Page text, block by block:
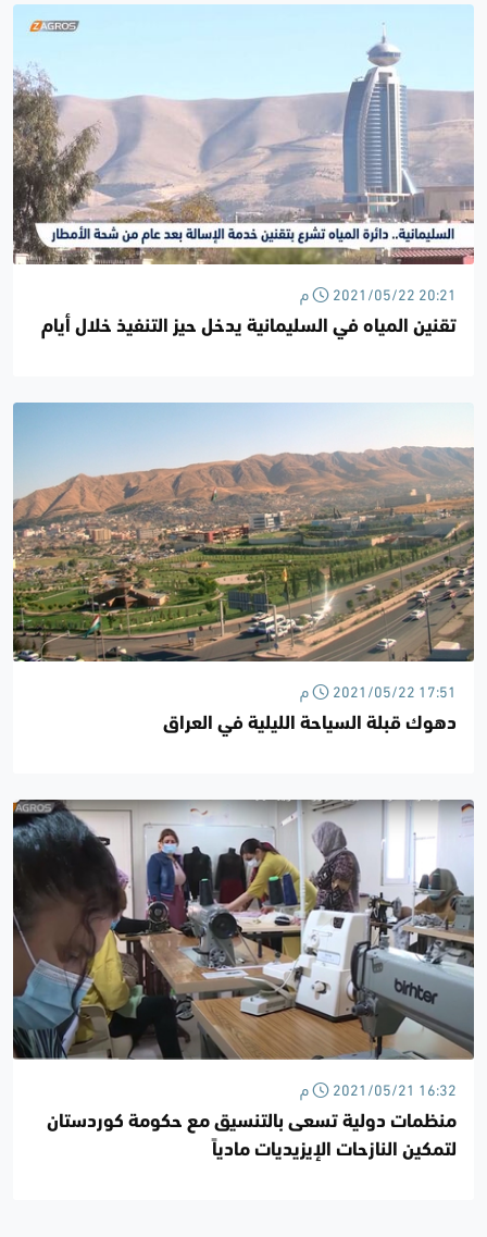
2021/05/22 20:21 م
تقنين المياه في السليمانية يدخل حيز التنفيذ خلال أيام
2021/05/22 17:51 م
دهوك قبلة السياحة الليلية في العراق
2021/05/21 16:32 م
منظمات دولية تسعى بالتنسيق مع حكومة كوردستان
لتمكين النازحات الإيزيديات مادياً